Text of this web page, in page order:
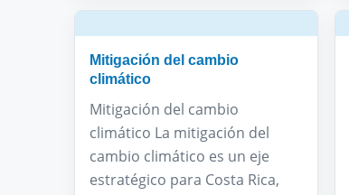
Mitigación del cambio
climático
Mitigación del cambio
climático La mitigación del
cambio climático es un eje
estratégico para Costa Rica,